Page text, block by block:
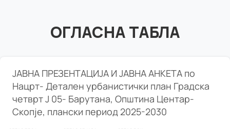
ОГЛАСНА ТАБЛА
ЈАВНА ПРЕЗЕНТАЦИЈА И ЈАВНА АНКЕТА по
Нацрт- Детален урбанистички план Градска
четврт Ј 05- Барутана, Општина Центар-
Скопје, плански период 2025-2030